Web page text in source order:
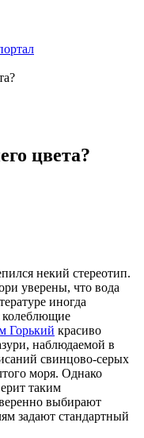
цвета?
некий стереотип.
уверены, что вода
иногда
колеблющие
Горький красиво
наблюдаемой в
свинцово-серых
моря. Однако
таким
выбирают
задают стандартный